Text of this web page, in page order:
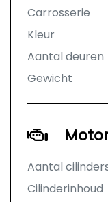
Carrosserie
Kleur
Aantal deuren
Gewicht
Aantal
Cilinderinhoud